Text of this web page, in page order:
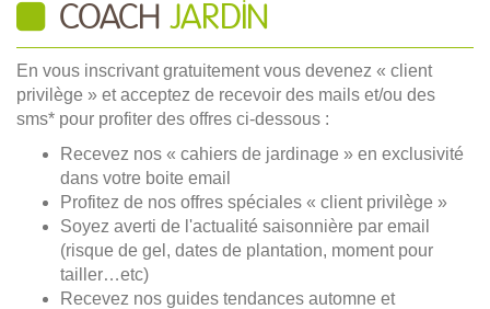
COACH JARDIN
En vous inscrivant gratuitement vous devenez « client
privilège » et acceptez de recevoir des mails et/ou des
sms* pour profiter des offres ci-dessous :
Recevez nos « cahiers de jardinage » en exclusivité
dans votre boite email
Profitez de nos offres spéciales « client privilège »
Soyez averti de l'actualité saisonnière par email
(risque de gel, dates de plantation, moment pour
tailler…etc)
Recevez nos guides tendances automne et